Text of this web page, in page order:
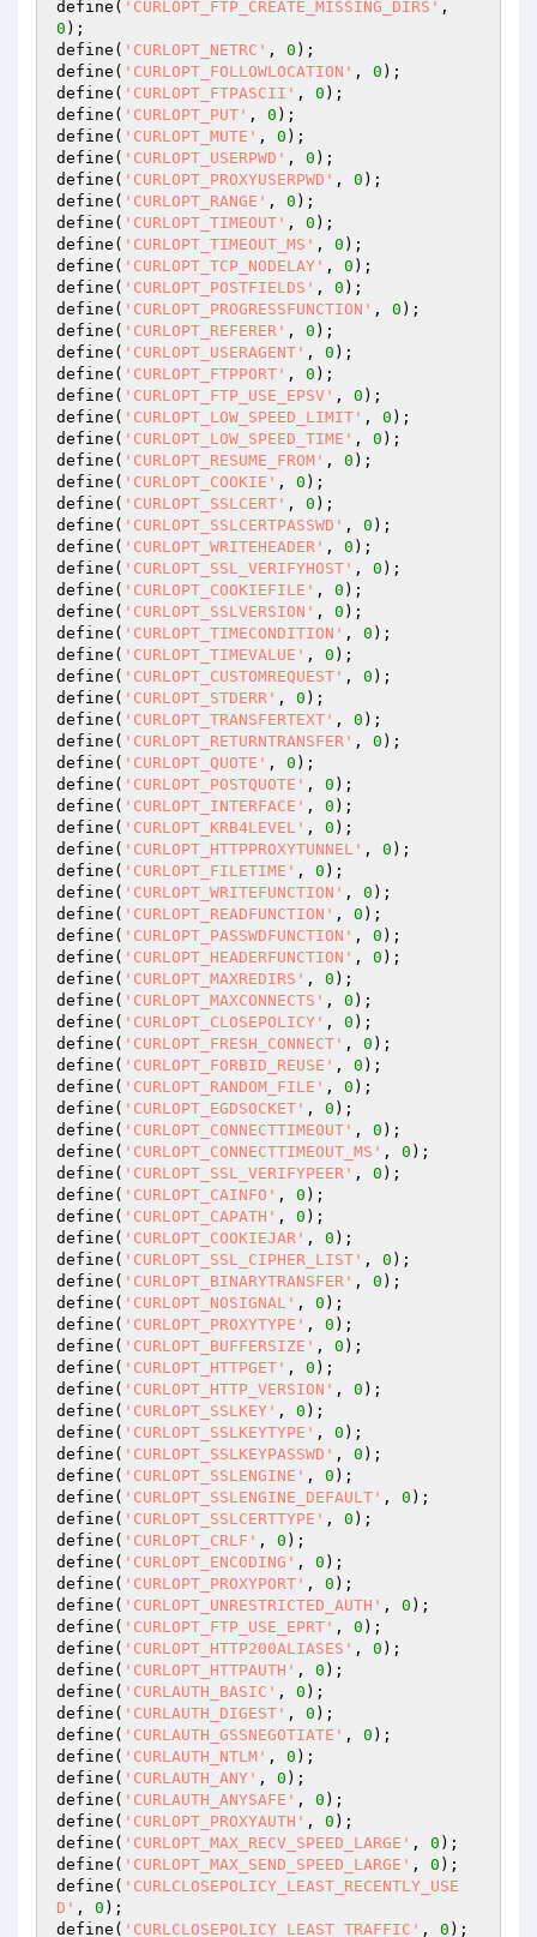
define( 'CURLOPT_FTP_CREATE_MISSING_DIRS'
0 );
define( 'CURLOPT_NETRC' , 0 );
define( 'CURLOPT_FOLLOWLOCATION' , 0 );
define( 'CURLOPT_FTPASCII' , 0 );
define( 'CURLOPT_PUT' , 0 );
define( 'CURLOPT_MUTE' , 0 );
define( 'CURLOPT_USERPWD' , 0 );
define( 'CURLOPT_PROXYUSERPWD' , 0 );
define( 'CURLOPT_RANGE' , 0 );
define( 'CURLOPT_TIMEOUT' , 0 );
define( 'CURLOPT_TIMEOUT_MS' , 0 );
define( 'CURLOPT_TCP_NODELAY' , 0 );
define( 'CURLOPT_POSTFIELDS' , 0 );
define( 'CURLOPT_PROGRESSFUNCTION' , 0 );
define( 'CURLOPT_REFERER' , 0 );
define( 'CURLOPT_USERAGENT' , 0 );
define( 'CURLOPT_FTPPORT' , 0 );
define( 'CURLOPT_FTP_USE_EPSV' , 0 );
define( 'CURLOPT_LOW_SPEED_LIMIT' , 0 );
define( 'CURLOPT_LOW_SPEED_TIME' , 0 );
define( 'CURLOPT_RESUME_FROM' , 0 );
define( 'CURLOPT_COOKIE' , 0 );
define( 'CURLOPT_SSLCERT' , 0 );
define( 'CURLOPT_SSLCERTPASSWD' , 0 );
define( 'CURLOPT_WRITEHEADER' , 0 );
define( 'CURLOPT_SSL_VERIFYHOST' , 0 );
define( 'CURLOPT_COOKIEFILE' , 0 );
define( 'CURLOPT_SSLVERSION' , 0 );
define( 'CURLOPT_TIMECONDITION' , 0 );
define( 'CURLOPT_TIMEVALUE' , 0 );
define( 'CURLOPT_CUSTOMREQUEST' , 0 );
define( 'CURLOPT_STDERR' , 0 );
define( 'CURLOPT_TRANSFERTEXT' , 0 );
define( 'CURLOPT_RETURNTRANSFER' , 0 );
define( 'CURLOPT_QUOTE' , 0 );
define( 'CURLOPT_POSTQUOTE' , 0 );
define( 'CURLOPT_INTERFACE' , 0 );
define( 'CURLOPT_KRB4LEVEL' , 0 );
define( 'CURLOPT_HTTPPROXYTUNNEL' , 0 );
define( 'CURLOPT_FILETIME' , 0 );
define( 'CURLOPT_WRITEFUNCTION' , 0 );
define( 'CURLOPT_READFUNCTION' , 0 );
define( 'CURLOPT_PASSWDFUNCTION' , 0 );
define( 'CURLOPT_HEADERFUNCTION' , 0 );
define( 'CURLOPT_MAXREDIRS' , 0 );
define( 'CURLOPT_MAXCONNECTS' , 0 );
define( 'CURLOPT_CLOSEPOLICY' , 0 );
define( 'CURLOPT_FRESH_CONNECT' , 0 );
define( 'CURLOPT_FORBID_REUSE' , 0 );
define( 'CURLOPT_RANDOM_FILE' , 0 );
define( 'CURLOPT_EGDSOCKET' , 0 );
define( 'CURLOPT_CONNECTTIMEOUT' , 0 );
define( 'CURLOPT_CONNECTTIMEOUT_MS' , 0 );
define( 'CURLOPT_SSL_VERIFYPEER' , 0 );
define( 'CURLOPT_CAINFO' , 0 );
define( 'CURLOPT_CAPATH' , 0 );
define( 'CURLOPT_COOKIEJAR' , 0 );
define( 'CURLOPT_SSL_CIPHER_LIST' , 0 );
define( 'CURLOPT_BINARYTRANSFER' , 0 );
define( 'CURLOPT_NOSIGNAL' , 0 );
define( 'CURLOPT_PROXYTYPE' , 0 );
define( 'CURLOPT_BUFFERSIZE' , 0 );
define( 'CURLOPT_HTTPGET' , 0 );
define( 'CURLOPT_HTTP_VERSION' , 0 );
define( 'CURLOPT_SSLKEY' , 0 );
define( 'CURLOPT_SSLKEYTYPE' , 0 );
define( 'CURLOPT_SSLKEYPASSWD' , 0 );
define( 'CURLOPT_SSLENGINE' , 0 );
define( 'CURLOPT_SSLENGINE_DEFAULT' , 0 );
define( 'CURLOPT_SSLCERTTYPE' , 0 );
define( 'CURLOPT_CRLF' , 0 );
define( 'CURLOPT_ENCODING' , 0 );
define( 'CURLOPT_PROXYPORT' , 0 );
define( 'CURLOPT_UNRESTRICTED_AUTH' , 0 );
define( 'CURLOPT_FTP_USE_EPRT' , 0 );
define( 'CURLOPT_HTTP200ALIASES' , 0 );
define( 'CURLOPT_HTTPAUTH' , 0 );
define( 'CURLAUTH_BASIC' , 0 );
define( 'CURLAUTH_DIGEST' , 0 );
define( 'CURLAUTH_GSSNEGOTIATE' , 0 );
define( 'CURLAUTH_NTLM' , 0 );
define( 'CURLAUTH_ANY' , 0 );
define( 'CURLAUTH_ANYSAFE' , 0 );
define( 'CURLOPT_PROXYAUTH' , 0 );
define( 'CURLOPT_MAX_RECV_SPEED_LARGE' , 0 );
define( 'CURLOPT_MAX_SEND_SPEED_LARGE' , 0 );
define( 'CURLCLOSEPOLICY_LEAST_RECENTLY_USE
D' , 0 );
define( 'CURLCLOSEPOLICY_LEAST_TRAFFIC' , 0 );